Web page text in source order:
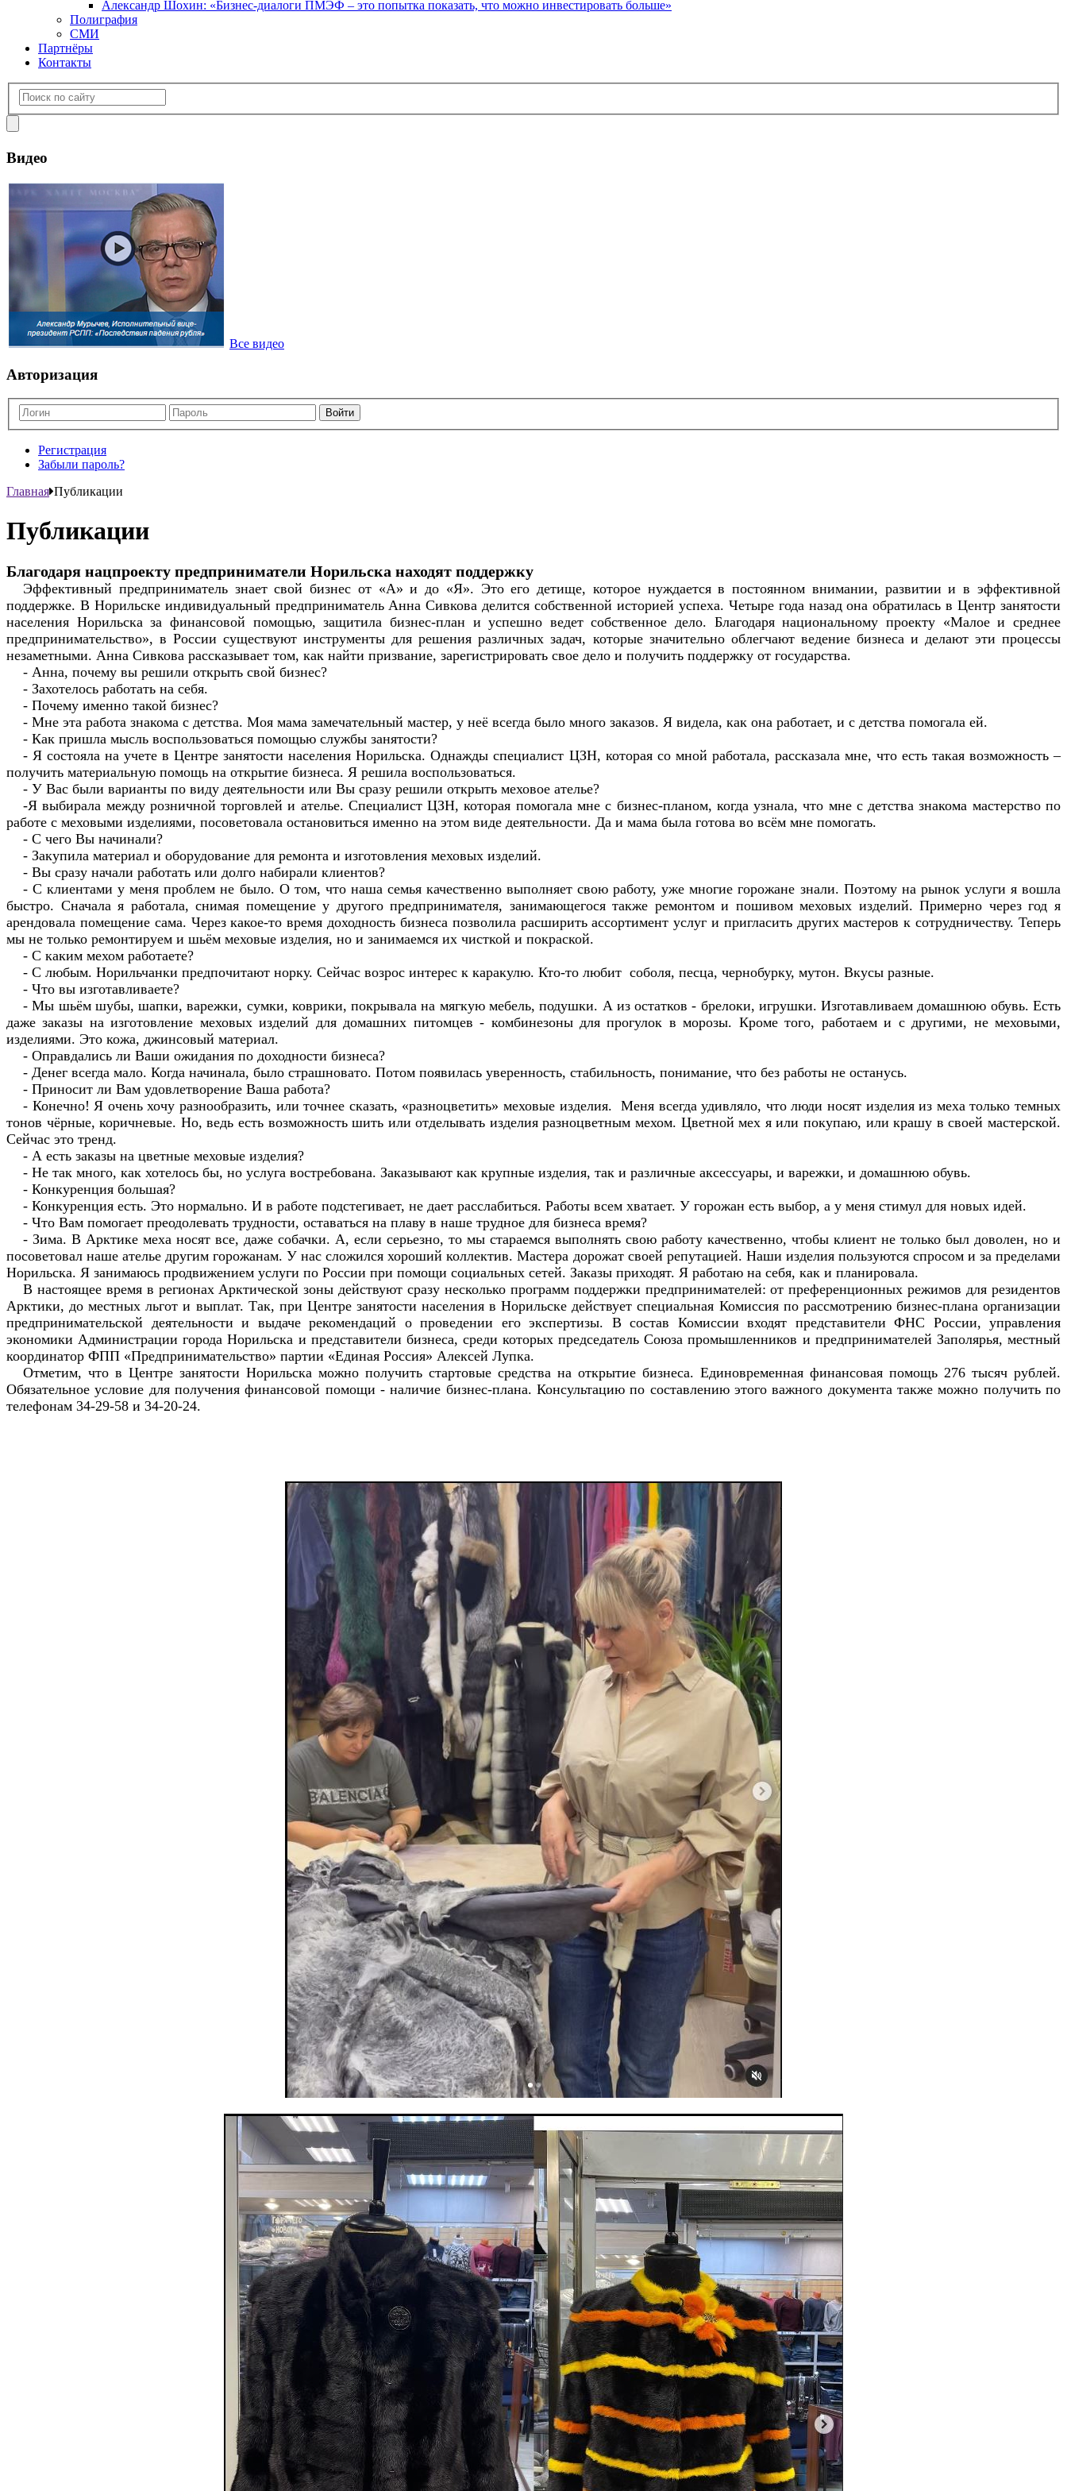
Александр Шохин: «Бизнес-диалоги ПМЭФ – это попытка показать, что можно инвестировать больше»
Полиграфия
СМИ
Партнёры
Контакты
Видео
Все видео
Авторизация
Регистрация
Забыли пароль?
Главная Публикации
Публикации
Благодаря нацпроекту предприниматели Норильска находят поддержку
Эффективный предприниматель знает свой бизнес от «А» и до «Я». Это его детище, которое нуждается в постоянном внимании, развитии и в эффективной
поддержке. В Норильске индивидуальный предприниматель Анна Сивкова делится собственной историей успеха. Четыре года назад она обратилась в Центр занятости
населения Норильска за финансовой помощью, защитила бизнес-план и успешно ведет собственное дело. Благодаря национальному проекту «Малое и среднее
предпринимательство», в России существуют инструменты для решения различных задач, которые значительно облегчают ведение бизнеса и делают эти процессы
незаметными. Анна Сивкова рассказывает том, как найти призвание, зарегистрировать свое дело и получить поддержку от государства.
- Анна, почему вы решили открыть свой бизнес?
- Захотелось работать на себя.
- Почему именно такой бизнес?
- Мне эта работа знакома с детства. Моя мама замечательный мастер, у неё всегда было много заказов. Я видела, как она работает, и с детства помогала ей.
- Как пришла мысль воспользоваться помощью службы занятости?
- Я состояла на учете в Центре занятости населения Норильска. Однажды специалист ЦЗН, которая со мной работала, рассказала мне, что есть такая возможность –
получить материальную помощь на открытие бизнеса. Я решила воспользоваться.
- У Вас были варианты по виду деятельности или Вы сразу решили открыть меховое ателье?
-Я выбирала между розничной торговлей и ателье. Специалист ЦЗН, которая помогала мне с бизнес-планом, когда узнала, что мне с детства знакома мастерство по
работе с меховыми изделиями, посоветовала остановиться именно на этом виде деятельности. Да и мама была готова во всём мне помогать.
- С чего Вы начинали?
- Закупила материал и оборудование для ремонта и изготовления меховых изделий.
- Вы сразу начали работать или долго набирали клиентов?
- С клиентами у меня проблем не было. О том, что наша семья качественно выполняет свою работу, уже многие горожане знали. Поэтому на рынок услуги я вошла
быстро. Сначала я работала, снимая помещение у другого предпринимателя, занимающегося также ремонтом и пошивом меховых изделий. Примерно через год я
арендовала помещение сама. Через какое-то время доходность бизнеса позволила расширить ассортимент услуг и пригласить других мастеров к сотрудничеству. Теперь
мы не только ремонтируем и шьём меховые изделия, но и занимаемся их чисткой и покраской.
- С каким мехом работаете?
- С любым. Норильчанки предпочитают норку. Сейчас возрос интерес к каракулю. Кто-то любит соболя, песца, чернобурку, мутон. Вкусы разные.
- Что вы изготавливаете?
- Мы шьём шубы, шапки, варежки, сумки, коврики, покрывала на мягкую мебель, подушки. А из остатков - брелоки, игрушки. Изготавливаем домашнюю обувь. Есть
даже заказы на изготовление меховых изделий для домашних питомцев - комбинезоны для прогулок в морозы. Кроме того, работаем и с другими, не меховыми,
изделиями. Это кожа, джинсовый материал.
- Оправдались ли Ваши ожидания по доходности бизнеса?
- Денег всегда мало. Когда начинала, было страшновато. Потом появилась уверенность, стабильность, понимание, что без работы не останусь.
- Приносит ли Вам удовлетворение Ваша работа?
- Конечно! Я очень хочу разнообразить, или точнее сказать, «разноцветить» меховые изделия. Меня всегда удивляло, что люди носят изделия из меха только темных
тонов чёрные, коричневые. Но, ведь есть возможность шить или отделывать изделия разноцветным мехом. Цветной мех я или покупаю, или крашу в своей мастерской.
Сейчас это тренд.
- А есть заказы на цветные меховые изделия?
- Не так много, как хотелось бы, но услуга востребована. Заказывают как крупные изделия, так и различные аксессуары, и варежки, и домашнюю обувь.
- Конкуренция большая?
- Конкуренция есть. Это нормально. И в работе подстегивает, не дает расслабиться. Работы всем хватает. У горожан есть выбор, а у меня стимул для новых идей.
- Что Вам помогает преодолевать трудности, оставаться на плаву в наше трудное для бизнеса время?
- Зима. В Арктике меха носят все, даже собачки. А, если серьезно, то мы стараемся выполнять свою работу качественно, чтобы клиент не только был доволен, но и
посоветовал наше ателье другим горожанам. У нас сложился хороший коллектив. Мастера дорожат своей репутацией. Наши изделия пользуются спросом и за пределами
Норильска. Я занимаюсь продвижением услуги по России при помощи социальных сетей. Заказы приходят. Я работаю на себя, как и планировала.
В настоящее время в регионах Арктической зоны действуют сразу несколько программ поддержки предпринимателей: от преференционных режимов для резидентов
Арктики, до местных льгот и выплат. Так, при Центре занятости населения в Норильске действует специальная Комиссия по рассмотрению бизнес-плана организации
предпринимательской деятельности и выдаче рекомендаций о проведении его экспертизы. В состав Комиссии входят представители ФНС России, управления
экономики Администрации города Норильска и представители бизнеса, среди которых председатель Союза промышленников и предпринимателей Заполярья, местный
координатор ФПП «Предпринимательство» партии «Единая Россия» Алексей Лупка.
Отметим, что в Центре занятости Норильска можно получить стартовые средства на открытие бизнеса. Единовременная финансовая помощь 276 тысяч рублей.
Обязательное условие для получения финансовой помощи - наличие бизнес-плана. Консультацию по составлению этого важного документа также можно получить по
телефонам 34-29-58 и 34-20-24.